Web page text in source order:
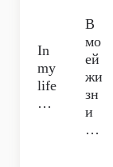
In
my
life
…
В
мо
ей
жи
зн
и
…